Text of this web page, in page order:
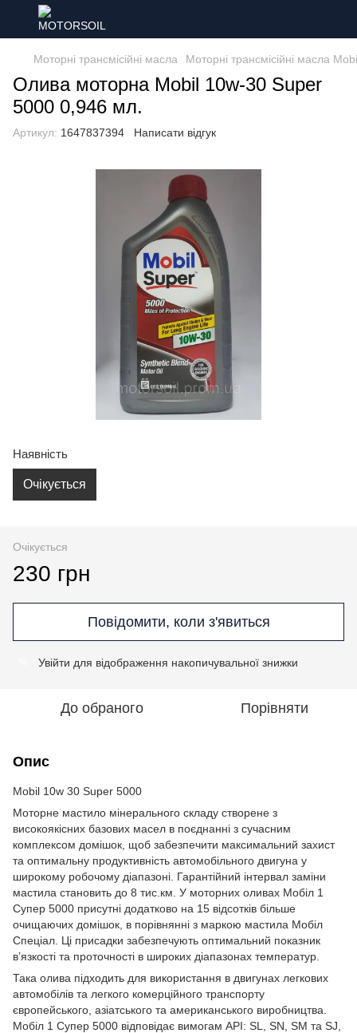
Моторні трансмісійні масла Моторні трансмісійні масла
Олива моторна Mobil 10w-30 Super
5000 0,946 мл.
Артикул: 1647837394 Написати відгук
Наявність
Очікується
Очікується
230 грн
Повідомити, коли з'явиться
Увійти для відображення накопичувальної знижки
До обраного Порівняти
Опис
Mobil 10w 30 Super 5000
Моторне мастило мінерального складу створене з
високоякісних базових масел в поєднанні з сучасним
комплексом домішок, щоб забезпечити максимальний захист
та оптимальну продуктивність автомобільного двигуна у
широкому робочому діапазоні. Гарантійний інтервал заміни
мастила становить до 8 тис.км. У моторних оливах Мобіл 1
Супер 5000 присутні додатково на 15 відсотків більше
очищаючих домішок, в порівнянні з маркою мастила Мобіл
Спеціал. Ці присадки забезпечують оптимальний показник
в’язкості та проточності в широких діапазонах температур.
Така олива підходить для використання в двигунах легкових
автомобілів та легкого комерційного транспорту
європейського, азіатського та американського виробництва.
Мобіл 1 Супер 5000 відповідає вимогам API: SL, SN, SM та SJ,